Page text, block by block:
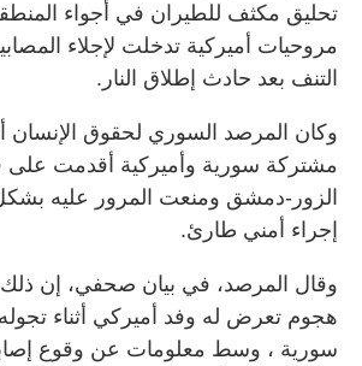
تحليق مكثف للطيران في أجواء
مروحيات أميركية تدخلت لإجلاء
التنف بعد حادث إطلاق النار.
وكان المرصد السوري لحقوق الإنسان
مشتركة سورية وأميركية أقدمت
الزور-دمشق ومنعت المرور عليه
إجراء أمني طارئ.
وقال المرصد، في بيان صحفي، إن ذلك
هجوم تعرض له وفد أميركي أثناء
سورية ، وسط معلومات عن وقوع